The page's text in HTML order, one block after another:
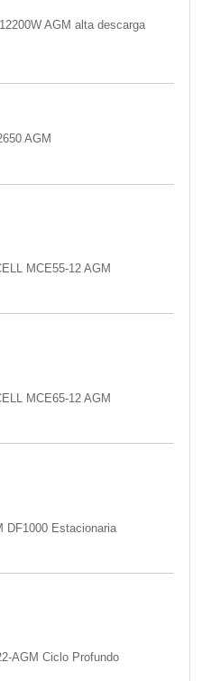
AGM alta descarga
AGM
MCE55-12 AGM
MCE65-12 AGM
DF1000 Estacionaria
AGM Ciclo Profundo